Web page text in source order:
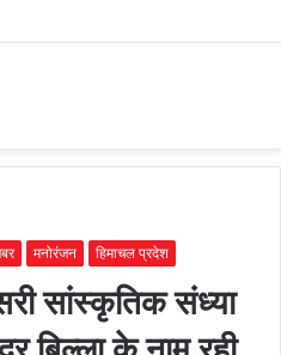
मनोरंजन हिमाचल प्रदेश
सांस्कृतिक संध्या